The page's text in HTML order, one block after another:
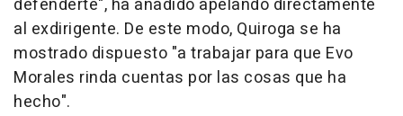
defenderte", ha añadido apelando directamente
al exdirigente. De este modo, Quiroga se ha
mostrado dispuesto "a trabajar para que Evo
Morales rinda cuentas por las cosas que ha
hecho".